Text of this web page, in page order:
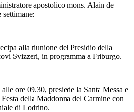
apostolico mons. Alain de
settimane:
alla riunione del Presidio della
Svizzeri, in programma a Friburgo.
ore 09.30, presiede la Santa Messa e
della Maddonna del Carmine con
di Lodrino.